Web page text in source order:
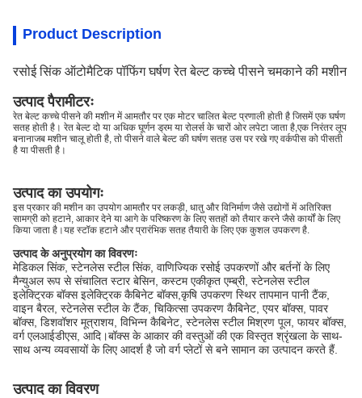
Product Description
रसोई सिंक ऑटोमैटिक पॉफिंग घर्षण रेत बेल्ट कच्चे पीसने चमकाने की मशीन
उत्पाद पैरामीटरः
रेत बेल्ट कच्चे पीसने की मशीन में आमतौर पर एक मोटर चालित बेल्ट प्रणाली होती है जिसमें एक घर्षण
सतह होती है। रेत बेल्ट दो या अधिक घूर्णन ड्रम या रोलर्स के चारों ओर लपेटा जाता है,एक निरंतर लूप
बनानाजब मशीन चालू होती है, तो पीसने वाले बेल्ट की घर्षण सतह उस पर रखे गए वर्कपीस को पीसती
है या पीसती है।
उत्पाद का उपयोगः
इस प्रकार की मशीन का उपयोग आमतौर पर लकड़ी, धातु और विनिर्माण जैसे उद्योगों में अतिरिक्त
सामग्री को हटाने, आकार देने या आगे के परिष्करण के लिए सतहों को तैयार करने जैसे कार्यों के लिए
किया जाता है।यह स्टॉक हटाने और प्रारंभिक सतह तैयारी के लिए एक कुशल उपकरण है.
उत्पाद के अनुप्रयोग का विवरणः
मेडिकल सिंक, स्टेनलेस स्टील सिंक, वाणिज्यिक रसोई उपकरणों और बर्तनों के लिए
मैन्युअल रूप से संचालित स्टार बेसिन, कस्टम एकीकृत एम्ब्री, स्टेनलेस स्टील
इलेक्ट्रिक बॉक्स इलेक्ट्रिक कैबिनेट बॉक्स,कृषि उपकरण स्थिर तापमान पानी टैंक,
वाइन बैरल, स्टेनलेस स्टील के टैंक, चिकित्सा उपकरण कैबिनेट, एयर बॉक्स, पावर
बॉक्स, डिशवॉशर मूत्राशय, विभिन्न कैबिनेट, स्टेनलेस स्टील मिश्रण पूल, फायर बॉक्स,
वर्ग एलआईडीएस, आदि।बॉक्स के आकार की वस्तुओं की एक विस्तृत श्रृंखला के साथ-
साथ अन्य व्यवसायों के लिए आदर्श है जो वर्ग प्लेटों से बने सामान का उत्पादन करते हैं.
उत्पाद का विवरण